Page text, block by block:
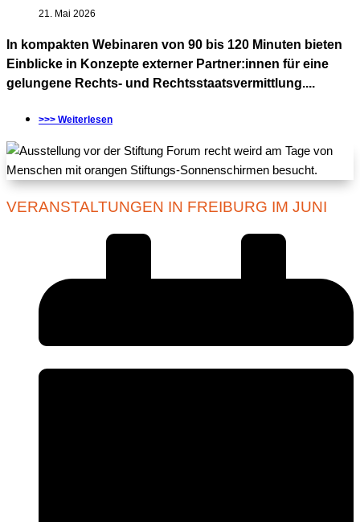
21. Mai 2026
In kompakten Webinaren von 90 bis 120 Minuten bieten
Einblicke in Konzepte externer Partner:innen für eine
gelungene Rechts- und Rechtsstaatsvermittlung....
>>> Weiterlesen
VERANSTALTUNGEN IN FREIBURG IM JUNI